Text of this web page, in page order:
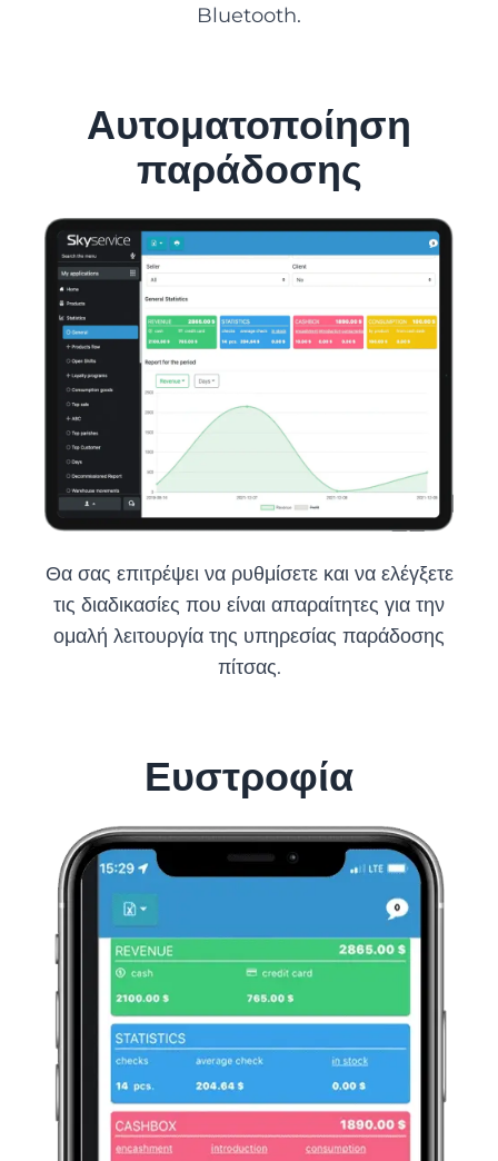
Bluetooth.
Αυτοματοποίηση
παράδοσης
Θα σας επιτρέψει να ρυθμίσετε και να ελέγξετε
τις διαδικασίες που είναι απαραίτητες για την
ομαλή λειτουργία της υπηρεσίας παράδοσης
πίτσας.
Ευστροφία